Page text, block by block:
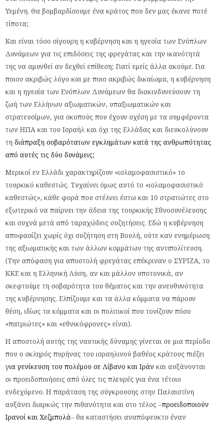
Υεμένη. Θα βομβαρδίσουμε ένα κράτος που δεν μας έκανε ποτέ
τίποτα;
Και είναι τόσο σίγουρη η κυβέρνηση και η ηγεσία των Ενόπλων
Δυνάμεων για τις επιδόσεις της φρεγάτας και την ικανότητά
της να αμυνθεί αν δεχθεί επίθεση; Γιατί εμείς άλλα ακούμε. Για
ποιον ακριβώς λόγο και με ποιο ακριβώς δικαίωμα, η κυβέρνηση
και η ηγεσία των Ενόπλων Δυνάμεων θα διακινδυνεύσουν τη
ζωή των Ελλήνων αξιωματικών, υπαξιωματικών και
στρατευσίμων, για σκοπούς που έχουν σχέση με τα συμφέροντα
των ΗΠΑ και του Ισραήλ και όχι της Ελλάδας και διευκολύνουν
τηδιάπραξη σοβαρότατων εγκλημάτων κατά της ανθρωπότητας
από αυτές τις δύο δυνάμεις;
Μερικοί εν Ελλάδι χαρακτηρίζουν «ισλαμοφασιστικό» το
τουρκικό καθεστώς. Τυχαίνει όμως αυτό το «ισλαμοφασιστικό
καθεστώς», κάθε φορά που στέλνει έστω και 10 στρατιώτες στο
εξωτερικό να παίρνει την άδεια της τουρκικής Εθνοσυνέλευσης
και συχνά μετά από ταραχώδεις συζητήσεις. Εδώ η κυβέρνηση
αποφασίζει χωρίς όχι συζήτηση στη Βουλή, ούτε καν ενημέρωση
της αξιωματικής και των άλλων κομμάτων της αντιπολίτευση.
(Την απόφαση για αποστολή φρεγάτας επέκριναν ο ΣΥΡΙΖΑ, το
ΚΚΕ και η Ελληνική Λύση, αν και μάλλον υποτονικά, αν
σκεφτούμε τη σοβαρότητα του θέματος και την ανευθυνότητα
της κυβέρνησης. Ελπίζουμε και τα άλλα κόμματα να πάρουν
θέση, ιδίως τα κόμματα και οι πολιτικοί που τονίζουν πόσο
«πατριώτες» και «εθνικόφρονες» είναι).
Η αποστολή αυτής της ναυτικής δύναμης γίνεται σε μια περίοδο
που ο σκληρός πυρήνας του ισραηλινού βαθέος κράτους πιέζει
για γενίκευση του πολέμου σε Λίβανο και Ιράνκαι αυξάνονται
οι προειδοποιήσεις από όλες τις πλευρές για ένα τέτοιο
ενδεχόμενο. Η παράταση της σύγκρουσης στην Παλαιστίνη
αυξάνει διαρκώς την πιθανότητα και στο τέλος –προειδοποιούν
Ιρανοί και Χεζμπολά– θα καταστήσει αναπόφευκτο έναν